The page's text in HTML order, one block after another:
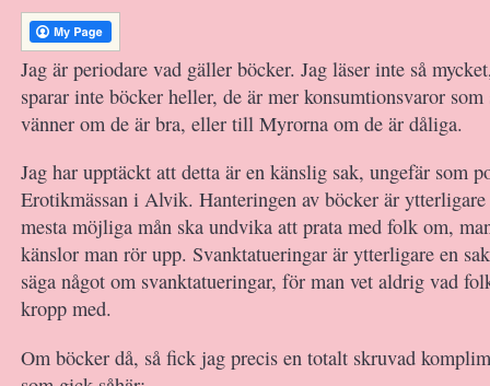
Jag är periodare vad gäller böcker. Jag läser inte så
sparar inte böcker heller, de är mer konsumtionsvaror
vänner om de är bra, eller till Myrorna om de är dåliga.
Jag har upptäckt att detta är en känslig sak, ungefär som
Erotikmässan i Alvik. Hanteringen av böcker är
mesta möjliga mån ska undvika att prata med folk om,
känslor man rör upp. Svanktatueringar är ytterligare en
säga något om svanktatueringar, för man vet aldrig vad
kropp med.
Om böcker då, så fick jag precis en totalt skruvad